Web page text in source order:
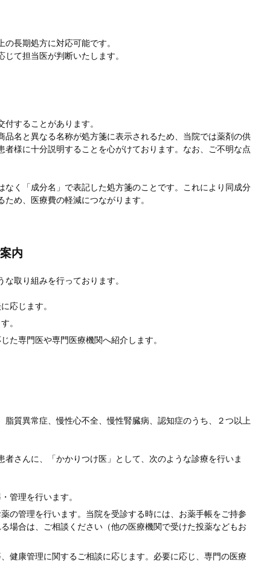
長期処方に対応可能です。
て担当医が判断いたします。
することがあります。
名と異なる名称が処方箋に表示されるため、当院では薬剤の供
様に十分説明することを心がけております。なお、ご不明な点
なく「成分名」で表記した処方箋のことです。これにより同成分
め、医療費の軽減につながります。
内
取り組みを行っております。
応じます。
。
た専門医や専門医療機関へ紹介します。
脂質異常症、慢性心不全、慢性腎臓病、認知症のうち、２つ以上
さんに、「かかりつけ医」として、次のような診療を行いま
管理を行います。
の管理を行います。当院を受診する時には、お薬手帳をご持参
場合は、ご相談ください（他の医療機関で受けた投薬などもお
健康管理に関するご相談に応じます。必要に応じ、専門の医療